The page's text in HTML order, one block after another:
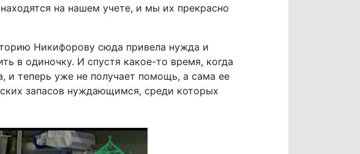
на нашем учете, и мы их прекрасно
Никифорову сюда привела нужда и
в одиночку. И спустя какое-то время, когда
и теперь уже не получает помощь, а сама ее
запасов нуждающимся, среди которых